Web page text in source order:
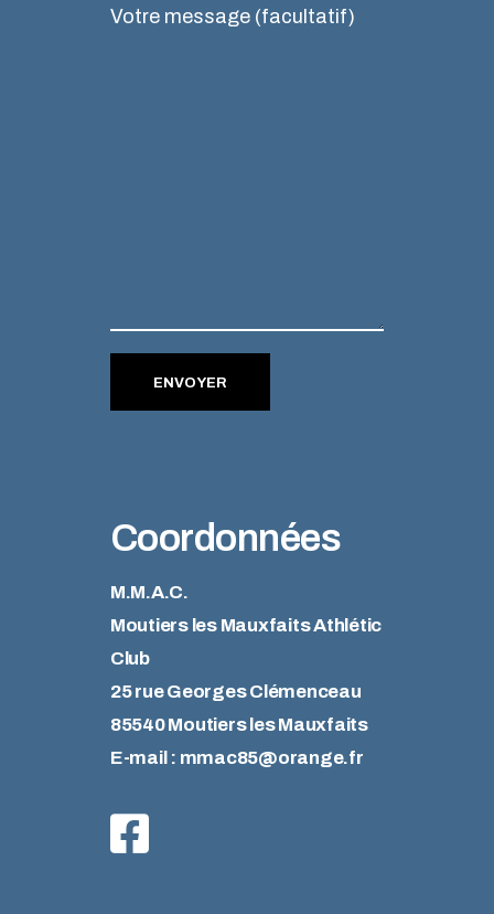
Votre message (facultatif)
ENVOYER
Coordonnées
M.M.A.C.
Moutiers les Mauxfaits Athlétic
Club
25 rue Georges Clémenceau
85540 Moutiers les Mauxfaits
E-mail : mmac85@orange.fr